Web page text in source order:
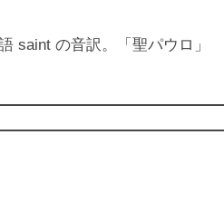
saint の音訳。「聖パウロ」